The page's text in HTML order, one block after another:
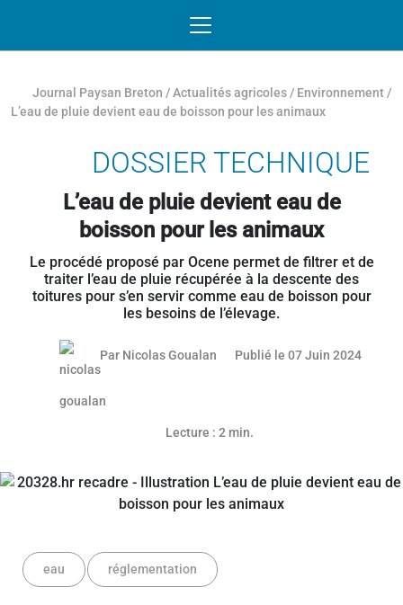
Journal Paysan Breton /Actualités agricoles / Environnement /
L’eau de pluie devient eau de boisson pour les animaux
DOSSIER TECHNIQUE
L’eau de pluie devient eau de
boisson pour les animaux
Le procédé proposé par Ocene permet de filtrer et de
traiter l’eau de pluie récupérée à la descente des
toitures pour s’en servir comme eau de boisson pour
les besoins de l’élevage.
Article réservé aux abonnés
Par Nicolas Goualan Publié le 07 Juin 202420 juin
Lecture : 2 min.
eau réglementation